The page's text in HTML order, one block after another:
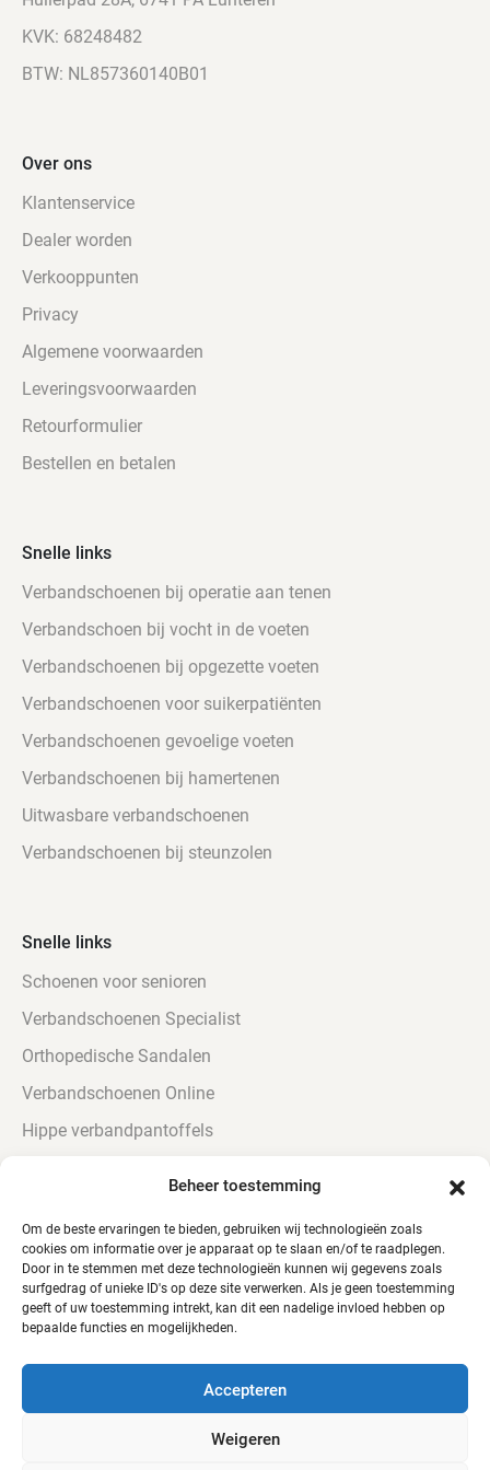
Beheer toestemming
Om de beste ervaringen te bieden, gebruiken wij technologieën zoals
cookies om informatie over je apparaat op te slaan en/of te raadplegen.
Door in te stemmen met deze technologieën kunnen wij gegevens zoals
surfgedrag of unieke ID's op deze site verwerken. Als je geen toestemming
geeft of uw toestemming intrekt, kan dit een nadelige invloed hebben op
bepaalde functies en mogelijkheden.
Accepteren
Weigeren
dubbele
inlegzool
antislipzool
met
en
neuropathiezone
geschikt
als
verbandschoen
reuma,
drukgevoelige
Merk:
Promed
1 op
KVK: 68248482
BTW: NL857360140B01
Over ons
Klantenservice
Dealer worden
Verkooppunten
Privacy
Algemene voorwaarden
Leveringsvoorwaarden
Retourformulier
Bestellen en betalen
Snelle links
Verbandschoenen bij operatie aan tenen
Verbandschoen bij vocht in de voeten
Verbandschoenen bij opgezette voeten
Verbandschoenen voor suikerpatiënten
Verbandschoenen gevoelige voeten
Verbandschoenen bij hamertenen
Uitwasbare verbandschoenen
Verbandschoenen bij steunzolen
Snelle links
Schoenen voor senioren
Verbandschoenen Specialist
Orthopedische Sandalen
Verbandschoenen Online
Hippe verbandpantoffels